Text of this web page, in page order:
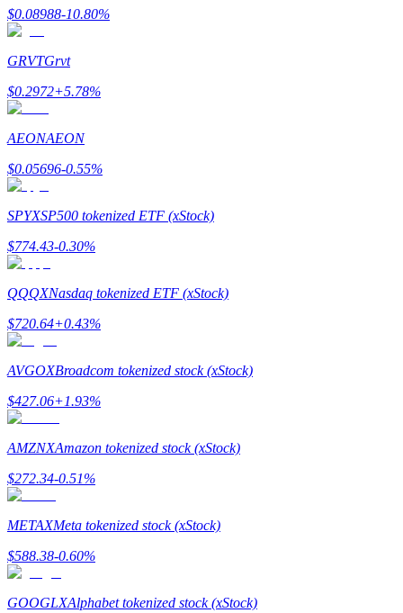
理財
增值寶
使您的資產穩定增值
機槍池
$0.08988-10.80%
GRVTGrvt
$0.2972+5.78%
AEONAEON
$0.05696-0.55%
SPYXSP500 tokenized ETF (xStock)
$774.43-0.30%
QQQXNasdaq tokenized ETF (xStock)
$720.64+0.43%
AVGOXBroadcom tokenized stock (xStock)
$427.06+1.93%
AMZNXAmazon tokenized stock (xStock)
$272.34-0.51%
METAXMeta tokenized stock (xStock)
$588.38-0.60%
GOOGLXAlphabet tokenized stock (xStock)